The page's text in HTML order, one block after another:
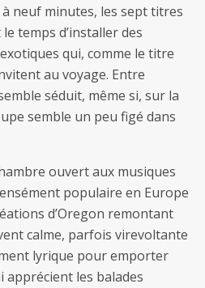
neuf minutes, les sept titres
temps d’installer des
qui, comme le titre
au voyage. Entre
séduit, même si, sur la
semble un peu figé dans
ouvert aux musiques
populaire en Europe
d’Oregon remontant
calme, parfois virevoltante
lyrique pour emporter
apprécient les balades